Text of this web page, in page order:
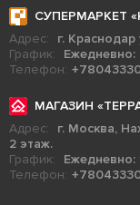
СУПЕРМАРКЕТ
Адрес:
г.
График:
Телефон:
МАГАЗИН
Адрес:
г. Москва,
2 этаж.
График:
Ежедневно:
Телефон: